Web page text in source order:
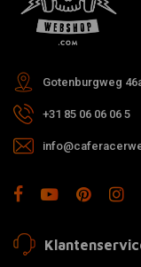
Gotenburgweg
+31 85 06 06 06 5